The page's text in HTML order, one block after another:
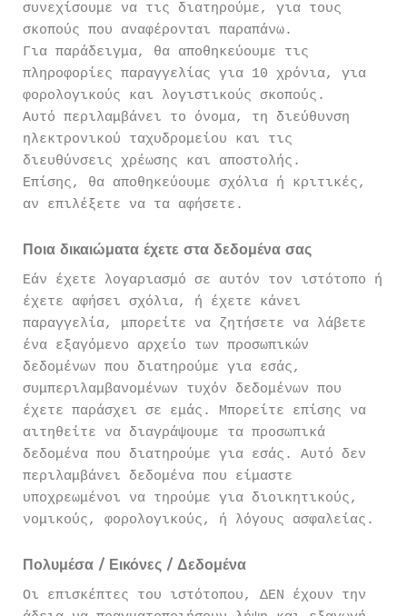
συνεχίσουμε να τις διατηρούμε, για τους
σκοπούς που αναφέρονται παραπάνω.
Για παράδειγμα, θα αποθηκεύουμε τις
πληροφορίες παραγγελίας για 10 χρόνια, για
φορολογικούς και λογιστικούς σκοπούς.
Αυτό περιλαμβάνει το όνομα, τη διεύθυνση
ηλεκτρονικού ταχυδρομείου και τις
διευθύνσεις χρέωσης και αποστολής.
Επίσης, θα αποθηκεύουμε σχόλια ή κριτικές,
αν επιλέξετε να τα αφήσετε.
Ποια δικαιώματα έχετε στα δεδομένα σας
Εάν έχετε λογαριασμό σε αυτόν τον ιστότοπο ή
έχετε αφήσει σχόλια, ή έχετε κάνει
παραγγελία, μπορείτε να ζητήσετε να λάβετε
ένα εξαγόμενο αρχείο των προσωπικών
δεδομένων που διατηρούμε για εσάς,
συμπεριλαμβανομένων τυχόν δεδομένων που
έχετε παράσχει σε εμάς. Μπορείτε επίσης να
αιτηθείτε να διαγράψουμε τα προσωπικά
δεδομένα που διατηρούμε για εσάς. Αυτό δεν
περιλαμβάνει δεδομένα που είμαστε
υποχρεωμένοι να τηρούμε για διοικητικούς,
νομικούς, φορολογικούς, ή λόγους ασφαλείας.
Πολυμέσα / Εικόνες / Δεδομένα
Οι επισκέπτες του ιστότοπου, ΔΕΝ έχουν την